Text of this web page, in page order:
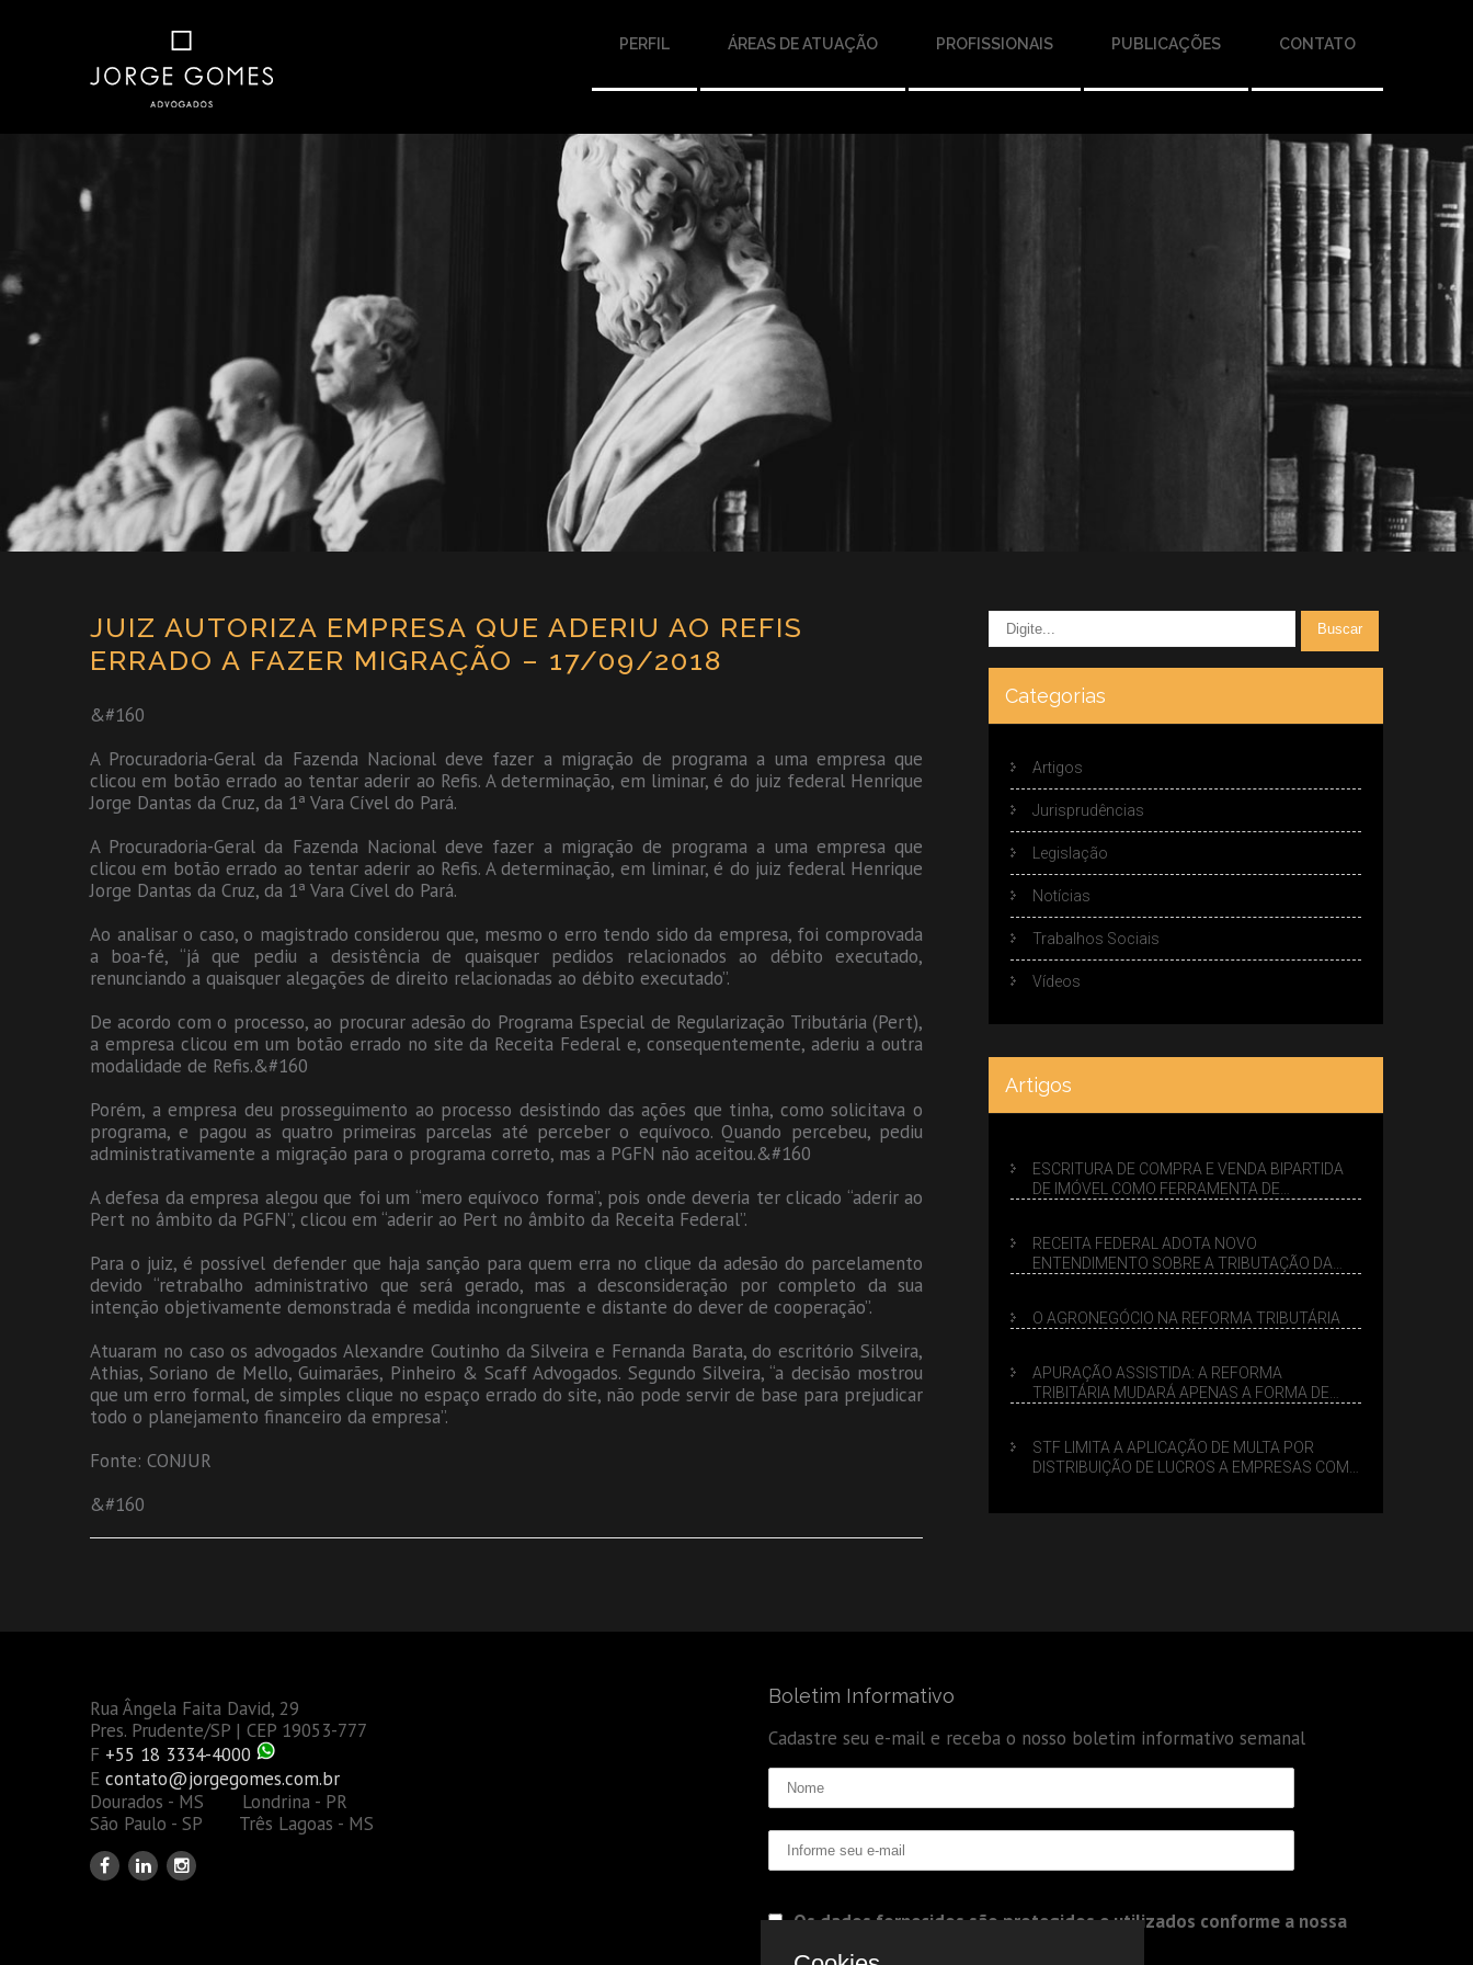
PERFIL ÁREAS DE ATUAÇÃO PROFISSIONAIS PUBLICAÇÕES CONTATO
JUIZ AUTORIZA EMPRESA QUE ADERIU AO REFIS
ERRADO A FAZER MIGRAÇÃO – 17/09/2018
&#160
A Procuradoria-Geral da Fazenda Nacional deve fazer a migração de programa a uma empresa que
clicou em botão errado ao tentar aderir ao Refis. A determinação, em liminar, é do juiz federal Henrique
Jorge Dantas da Cruz, da 1ª Vara Cível do Pará.
A Procuradoria-Geral da Fazenda Nacional deve fazer a migração de programa a uma empresa que
clicou em botão errado ao tentar aderir ao Refis. A determinação, em liminar, é do juiz federal Henrique
Jorge Dantas da Cruz, da 1ª Vara Cível do Pará.
Ao analisar o caso, o magistrado considerou que, mesmo o erro tendo sido da empresa, foi comprovada
a boa-fé, “já que pediu a desistência de quaisquer pedidos relacionados ao débito executado,
renunciando a quaisquer alegações de direito relacionadas ao débito executado”.
De acordo com o processo, ao procurar adesão do Programa Especial de Regularização Tributária (Pert),
a empresa clicou em um botão errado no site da Receita Federal e, consequentemente, aderiu a outra
modalidade de Refis.&#160
Porém, a empresa deu prosseguimento ao processo desistindo das ações que tinha, como solicitava o
programa, e pagou as quatro primeiras parcelas até perceber o equívoco. Quando percebeu, pediu
administrativamente a migração para o programa correto, mas a PGFN não aceitou.&#160
A defesa da empresa alegou que foi um “mero equívoco forma”, pois onde deveria ter clicado “aderir ao
Pert no âmbito da PGFN”, clicou em “aderir ao Pert no âmbito da Receita Federal”.
Para o juiz, é possível defender que haja sanção para quem erra no clique da adesão do parcelamento
devido “retrabalho administrativo que será gerado, mas a desconsideração por completo da sua
intenção objetivamente demonstrada é medida incongruente e distante do dever de cooperação”.
Atuaram no caso os advogados Alexandre Coutinho da Silveira e Fernanda Barata, do escritório Silveira,
Athias, Soriano de Mello, Guimarães, Pinheiro & Scaff Advogados. Segundo Silveira, “a decisão mostrou
que um erro formal, de simples clique no espaço errado do site, não pode servir de base para prejudicar
todo o planejamento financeiro da empresa”.
Fonte: CONJUR
&#160
Categorias
Artigos
Jurisprudências
Legislação
Notícias
Trabalhos Sociais
Vídeos
Artigos
ESCRITURA DE COMPRA E VENDA BIPARTIDA
DE IMÓVEL COMO FERRAMENTA DE
RECEITA FEDERAL ADOTA NOVO
ENTENDIMENTO SOBRE A TRIBUTAÇÃO DA
O AGRONEGÓCIO NA REFORMA TRIBUTÁRIA
APURAÇÃO ASSISTIDA: A REFORMA
TRIBITÁRIA MUDARÁ APENAS A FORMA DE
STF LIMITA A APLICAÇÃO DE MULTA POR
DISTRIBUIÇÃO DE LUCROS A EMPRESAS COM
Rua Ângela Faita David, 29
Pres. Prudente/SP | CEP 19053-777
F +55 18 3334-4000
E contato@jorgegomes.com.br
Dourados - MS Londrina - PR
São Paulo - SP Três Lagoas - MS
Boletim Informativo
Cadastre seu e-mail e receba o nosso boletim informativo semanal
Os dados fornecidos são protegidos e utilizados conforme a nossa